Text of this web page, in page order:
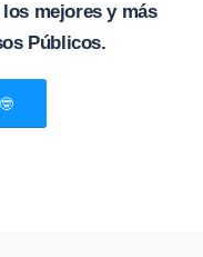
mejores y más
Públicos.